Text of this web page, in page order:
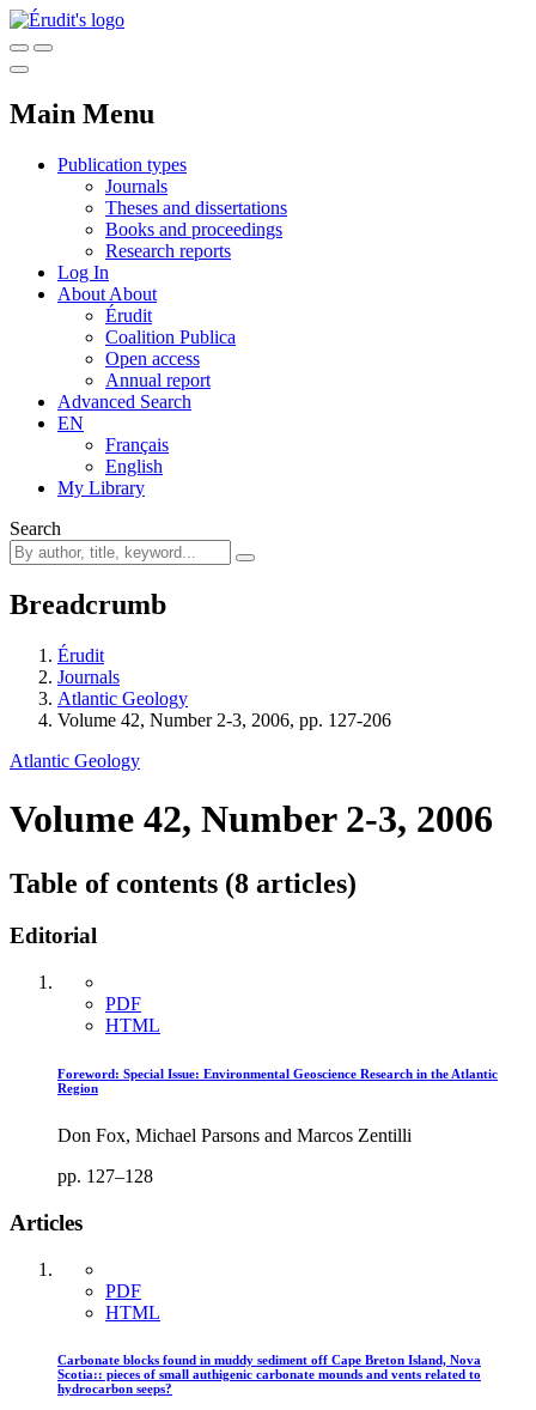
Main Menu
Publication types
Journals
Theses and dissertations
Books and proceedings
Research reports
Log In
About About
Érudit
Coalition Publica
Open access
Annual report
Advanced Search
EN
Français
English
My Library
Search
Breadcrumb
Érudit
Journals
Atlantic Geology
Volume 42, Number 2-3, 2006, pp. 127-206
Atlantic Geology
Volume 42, Number 2-3, 2006
Table of contents (8 articles)
Editorial
PDF
HTML
Foreword: Special Issue: Environmental Geoscience Research in the Atlantic
Region
Don Fox, Michael Parsons and Marcos Zentilli
pp. 127–128
Articles
PDF
HTML
Carbonate blocks found in muddy sediment off Cape Breton Island, Nova
Scotia:: pieces of small authigenic carbonate mounds and vents related to
hydrocarbon seeps?